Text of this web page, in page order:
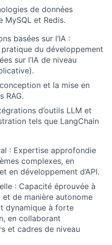
de données
MySQL et Redis.
basées sur l’IA :
du développement
sur l’IA de niveau
et la mise en
RAG.
d’outils LLM et
tels que LangChain
: Expertise approfondie
complexes, en
en développement d’API.
: Capacité éprouvée à
de manière autonome
dynamique à forte
en collaborant
et cadres de niveau